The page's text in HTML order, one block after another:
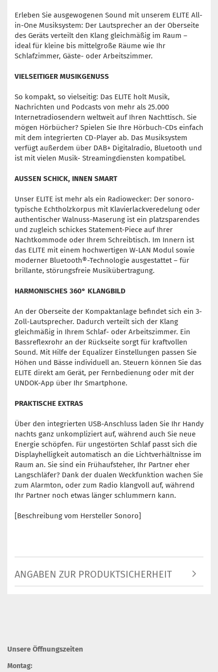
Erleben Sie ausgewogenen Sound mit unserem ELITE All-
in-One Musiksystem: Der Lautsprecher an der Oberseite
des Geräts verteilt den Klang gleichmäßig im Raum –
ideal für kleine bis mittelgroße Räume wie Ihr
Schlafzimmer, Gäste- oder Arbeitszimmer.
VIELSEITIGER MUSIKGENUSS
So kompakt, so vielseitig: Das ELITE holt Musik,
Nachrichten und Podcasts von mehr als 25.000
Internetradiosendern weltweit auf Ihren Nachttisch. Sie
mögen Hörbücher? Spielen Sie Ihre Hörbuch-CDs einfach
mit dem integrierten CD-Player ab. Das Musiksystem
verfügt außerdem über DAB+ Digitalradio, Bluetooth und
ist mit vielen Musik- Streamingdiensten kompatibel.
AUSSEN SCHICK, INNEN SMART
Unser ELITE ist mehr als ein Radiowecker: Der sonoro-
typische Echtholzkorpus mit Klavierlackveredelung oder
authentischer Walnuss-Maserung ist ein platzsparendes
und zugleich schickes Statement-Piece auf Ihrer
Nachtkommode oder Ihrem Schreibtisch. Im Innern ist
das ELITE mit einem hochwertigen W-LAN Modul sowie
moderner Bluetooth®-Technologie ausgestattet – für
brillante, störungsfreie Musikübertragung.
HARMONISCHES 360° KLANGBILD
An der Oberseite der Kompaktanlage befindet sich ein 3-
Zoll-Lautsprecher. Dadurch verteilt sich der Klang
gleichmäßig in Ihrem Schlaf- oder Arbeitszimmer. Ein
Bassreflexrohr an der Rückseite sorgt für kraftvollen
Sound. Mit Hilfe der Equalizer Einstellungen passen Sie
Höhen und Bässe individuell an. Steuern können Sie das
ELITE direkt am Gerät, per Fernbedienung oder mit der
UNDOK-App über Ihr Smartphone.
PRAKTISCHE EXTRAS
Über den integrierten USB-Anschluss laden Sie Ihr Handy
nachts ganz unkompliziert auf, während auch Sie neue
Energie schöpfen. Für ungestörten Schlaf passt sich die
Displayhelligkeit automatisch an die Lichtverhältnisse im
Raum an. Sie sind ein Frühaufsteher, Ihr Partner eher
Langschläfer? Dank der dualen Weckfunktion wachen Sie
zum Alarmton, oder zum Radio klangvoll auf, während
Ihr Partner noch etwas länger schlummern kann.
[Beschreibung vom Hersteller Sonoro]
ANGABEN ZUR PRODUKTSICHERHEIT
Unsere Öffnungszeiten
Montag: